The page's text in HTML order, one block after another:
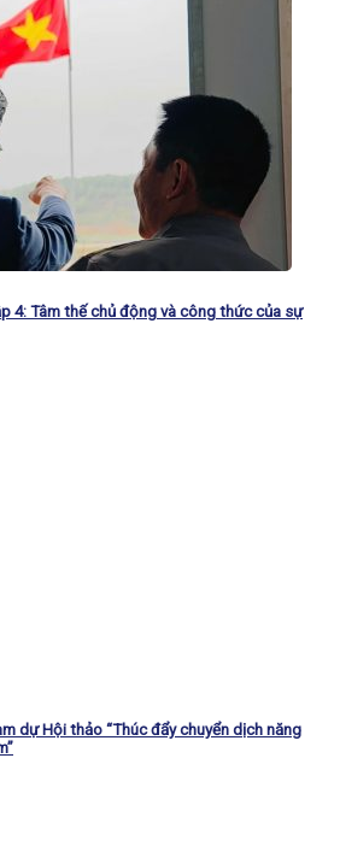
4: Tâm thế chủ động và công thức của sự
dự Hội thảo “Thúc đẩy chuyển dịch năng